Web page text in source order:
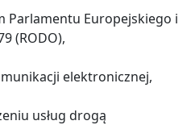
Parlamentu Europejskiego i
(RODO),
elektronicznej,
usług drogą